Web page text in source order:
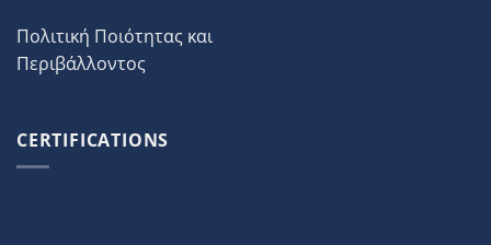
Πολιτική Ποιότητας και
Περιβάλλοντος
CERTIFICATIONS